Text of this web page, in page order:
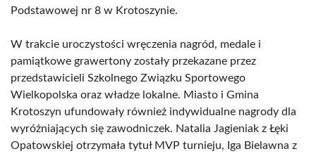
Podstawowej nr 8 w Krotoszynie.
W trakcie uroczystości wręczenia nagród, medale i
pamiątkowe grawertony zostały przekazane przez
przedstawicieli Szkolnego Związku Sportowego
Wielkopolska oraz władze lokalne. Miasto i Gmina
Krotoszyn ufundowały również indywidualne nagrody dla
wyróżniających się zawodniczek. Natalia Jagieniak z Łęki
Opatowskiej otrzymała tytuł MVP turnieju, Iga Bielawna z